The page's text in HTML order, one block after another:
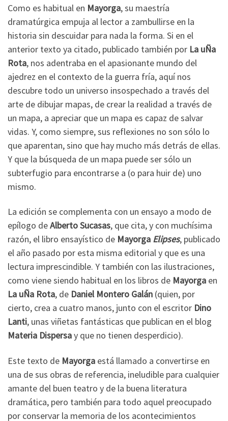
Como es habitual en Mayorga, su maestría
dramatúrgica empuja al lector a zambullirse en la
historia sin descuidar para nada la forma. Si en el
anterior texto ya citado, publicado también por La uÑa
Rota, nos adentraba en el apasionante mundo del
ajedrez en el contexto de la guerra fría, aquí nos
descubre todo un universo insospechado a través del
arte de dibujar mapas, de crear la realidad a través de
un mapa, a apreciar que un mapa es capaz de salvar
vidas. Y, como siempre, sus reflexiones no son sólo lo
que aparentan, sino que hay mucho más detrás de ellas.
Y que la búsqueda de un mapa puede ser sólo un
subterfugio para encontrarse a (o para huir de) uno
mismo.
La edición se complementa con un ensayo a modo de
epílogo deAlberto Sucasas, que cita, y con muchísima
razón, el libro ensayístico de Mayorga Elipses, publicado
el año pasado por esta misma editorial y que es una
lectura imprescindible. Y también con las ilustraciones,
como viene siendo habitual en los libros de Mayorga en
La uÑa Rota, de Daniel Montero Galán (quien, por
cierto, crea a cuatro manos, junto con el escritor Dino
Lanti, unas viñetas fantásticas que publican en el blog
Materia Dispersay que no tienen desperdicio).
Este texto de Mayorga está llamado a convertirse en
una de sus obras de referencia, ineludible para cualquier
amante del buen teatro y de la buena literatura
dramática, pero también para todo aquel preocupado
por conservar la memoria de los acontecimientos